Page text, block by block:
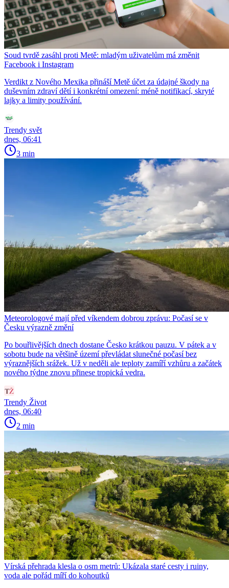
Soud tvrdě zasáhl proti Metě: mladým uživatelům má změnit
Facebook i Instagram
Verdikt z Nového Mexika přináší Metě účet za údajné škody na
duševním zdraví dětí i konkrétní omezení: méně notifikací, skryté
lajky a limity používání.
Trendy svět
dnes, 06:41
3 min
Meteorologové mají před víkendem dobrou zprávu: Počasí se v
Česku výrazně změní
Po bouřlivějších dnech dostane Česko krátkou pauzu. V pátek a v
sobotu bude na většině území převládat slunečné počasí bez
výraznějších srážek. Už v neděli ale teploty zamíří vzhůru a začátek
nového týdne znovu přinese tropická vedra.
Trendy Život
dnes, 06:40
2 min
Vírská přehrada klesla o osm metrů: Ukázala staré cesty i ruiny,
voda ale pořád míří do kohoutků